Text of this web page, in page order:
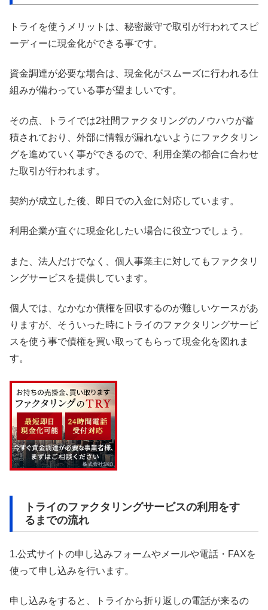
トライを使うメリットは、秘密厳守で取引が行われてスピ
ーディーに現金化ができる事です。
資金調達が必要な場合は、現金化がスムーズに行われる仕
組みが備わっている事が望ましいです。
その点、トライでは2社間ファクタリングのノウハウが蓄
積されており、外部に情報が漏れないようにファクタリン
グを進めていく事ができるので、利用企業の都合に合わせ
た取引が行われます。
契約が成立した後、即日での入金に対応しています。
利用企業が直ぐに現金化したい場合に役立つでしょう。
また、法人だけでなく、個人事業主に対してもファクタリ
ングサービスを提供しています。
個人では、なかなか債権を回収するのが難しいケースがあ
りますが、そういった時にトライのファクタリングサービ
スを使う事で債権を買い取ってもらって現金化を図れま
す。
トライのファクタリングサービスの利用をす
るまでの流れ
1.公式サイトの申し込みフォームやメールや電話・FAXを
使って申し込みを行います。
申し込みをすると、トライから折り返しの電話が来るの